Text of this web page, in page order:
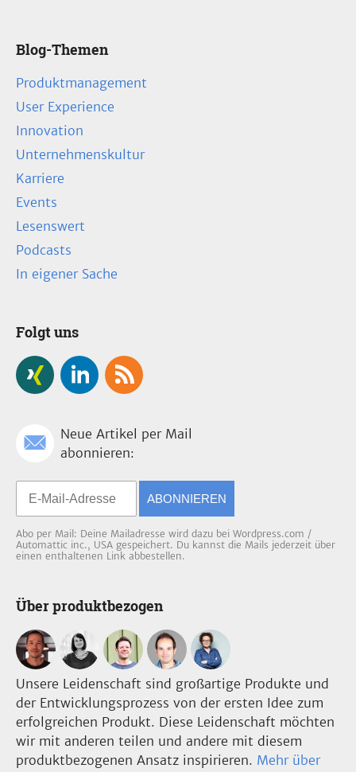
Blog-Themen
Produktmanagement
User Experience
Innovation
Unternehmenskultur
Karriere
Events
Lesenswert
Podcasts
In eigener Sache
Folgt uns
Neue Artikel per Mail
abonnieren:
ABONNIEREN
Abo per Mail: Deine Mailadresse wird dazu bei Wordpress.com /
Automattic inc., USA gespeichert. Du kannst die Mails jederzeit über
einen enthaltenen Link abbestellen.
Über produktbezogen
Unsere Leidenschaft sind großartige Produkte und
der Entwicklungsprozess von der ersten Idee zum
erfolgreichen Produkt. Diese Leidenschaft möchten
wir mit anderen teilen und andere mit diesem
produktbezogenen Ansatz inspirieren. Mehr über